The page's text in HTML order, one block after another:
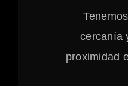
cercanía
proximidad